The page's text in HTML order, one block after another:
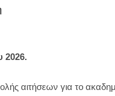
2026.
αιτήσεων για το